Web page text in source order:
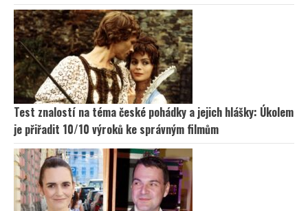
Test znalostí na téma české pohádky a jejich hlášky: Úkolem
je přiřadit 10/10 výroků ke správným filmům